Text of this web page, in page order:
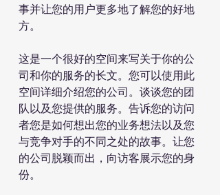
事并让您的用户更多地了解您的好地
方。
这是一个很好的空间来写关于你的公
司和你的服务的长文。您可以使用此
空间详细介绍您的公司。谈谈您的团
队以及您提供的服务。告诉您的访问
者您是如何想出您的业务想法以及您
与竞争对手的不同之处的故事。让您
的公司脱颖而出，向访客展示您的身
份。